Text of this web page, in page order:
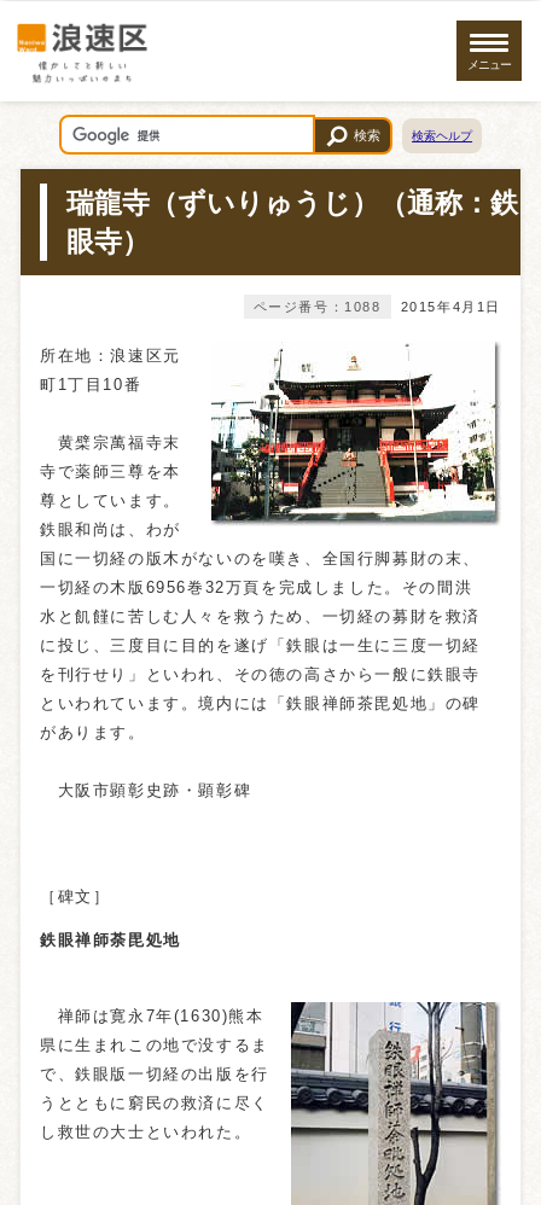
メニュー
検索 検索ヘルプ
瑞龍寺（ずいりゅうじ）（通称：鉄
眼寺）
2015年4月1日
ページ番号：1088
所在地：浪速区元
町1丁目10番
黄檗宗萬福寺末
寺で薬師三尊を本
尊としています。
鉄眼和尚は、わが
国に一切経の版木がないのを嘆き、全国行脚募財の末、
一切経の木版6956巻32万頁を完成しました。その間洪
水と飢饉に苦しむ人々を救うため、一切経の募財を救済
に投じ、三度目に目的を遂げ「鉄眼は一生に三度一切経
を刊行せり」といわれ、その徳の高さから一般に鉄眼寺
といわれています。境内には「鉄眼禅師茶毘処地」の碑
があります。
大阪市顕彰史跡・顕彰碑
［碑文］
鉄眼禅師荼毘処地
禅師は寛永7年(1630)熊本
県に生まれこの地で没するま
で、鉄眼版一切経の出版を行
うとともに窮民の救済に尽く
し救世の大士といわれた。